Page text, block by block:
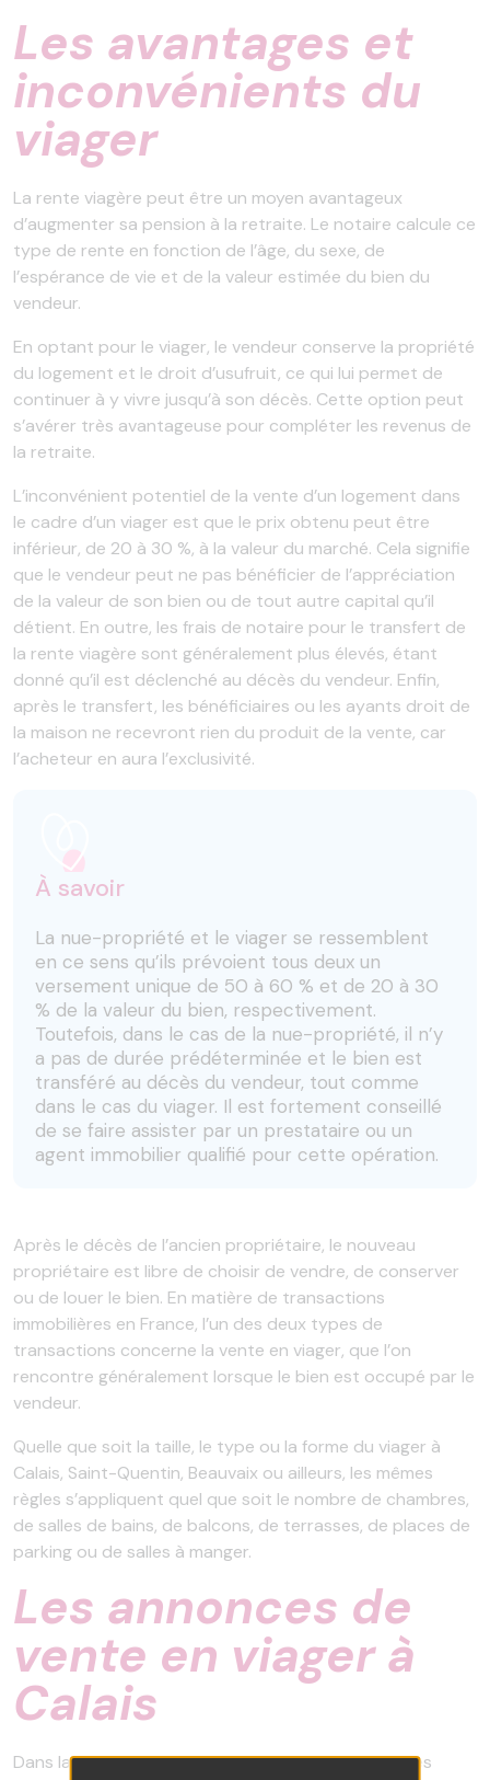
Les avantages et
inconvénients du
viager
La rente viagère peut être un moyen avantageux
d’augmenter sa pension à la retraite. Le notaire calcule ce
type de rente en fonction de l’âge, du sexe, de
l’espérance de vie et de la valeur estimée du bien du
vendeur.
En optant pour le viager, le vendeur conserve la propriété
du logement et le droit d’usufruit, ce qui lui permet de
continuer à y vivre jusqu’à son décès. Cette option peut
s’avérer très avantageuse pour compléter les revenus de
la retraite.
L’inconvénient potentiel de la vente d’un logement dans
le cadre d’un viager est que le prix obtenu peut être
inférieur, de 20 à 30 %, à la valeur du marché. Cela signifie
que le vendeur peut ne pas bénéficier de l’appréciation
de la valeur de son bien ou de tout autre capital qu’il
détient. En outre, les frais de notaire pour le transfert de
la rente viagère sont généralement plus élevés, étant
donné qu’il est déclenché au décès du vendeur. Enfin,
après le transfert, les bénéficiaires ou les ayants droit de
la maison ne recevront rien du produit de la vente, car
l’acheteur en aura l’exclusivité.
À savoir
La nue-propriété et le viager se ressemblent
en ce sens qu’ils prévoient tous deux un
versement unique de 50 à 60 % et de 20 à 30
% de la valeur du bien, respectivement.
Toutefois, dans le cas de la nue-propriété, il n’y
a pas de durée prédéterminée et le bien est
transféré au décès du vendeur, tout comme
dans le cas du viager. Il est fortement conseillé
de se faire assister par un prestataire ou un
agent immobilier qualifié pour cette opération.
Après le décès de l’ancien propriétaire, le nouveau
propriétaire est libre de choisir de vendre, de conserver
ou de louer le bien. En matière de transactions
immobilières en France, l’un des deux types de
transactions concerne la vente en viager, que l’on
rencontre généralement lorsque le bien est occupé par le
vendeur.
Quelle que soit la taille, le type ou la forme du viager à
Calais, Saint-Quentin, Beauvaix ou ailleurs, les mêmes
règles s’appliquent quel que soit le nombre de chambres,
de salles de bains, de balcons, de terrasses, de places de
parking ou de salles à manger.
Les annonces de
vente en viager à
Calais
Dans la région des Hauts-de-France, dont Calais, les